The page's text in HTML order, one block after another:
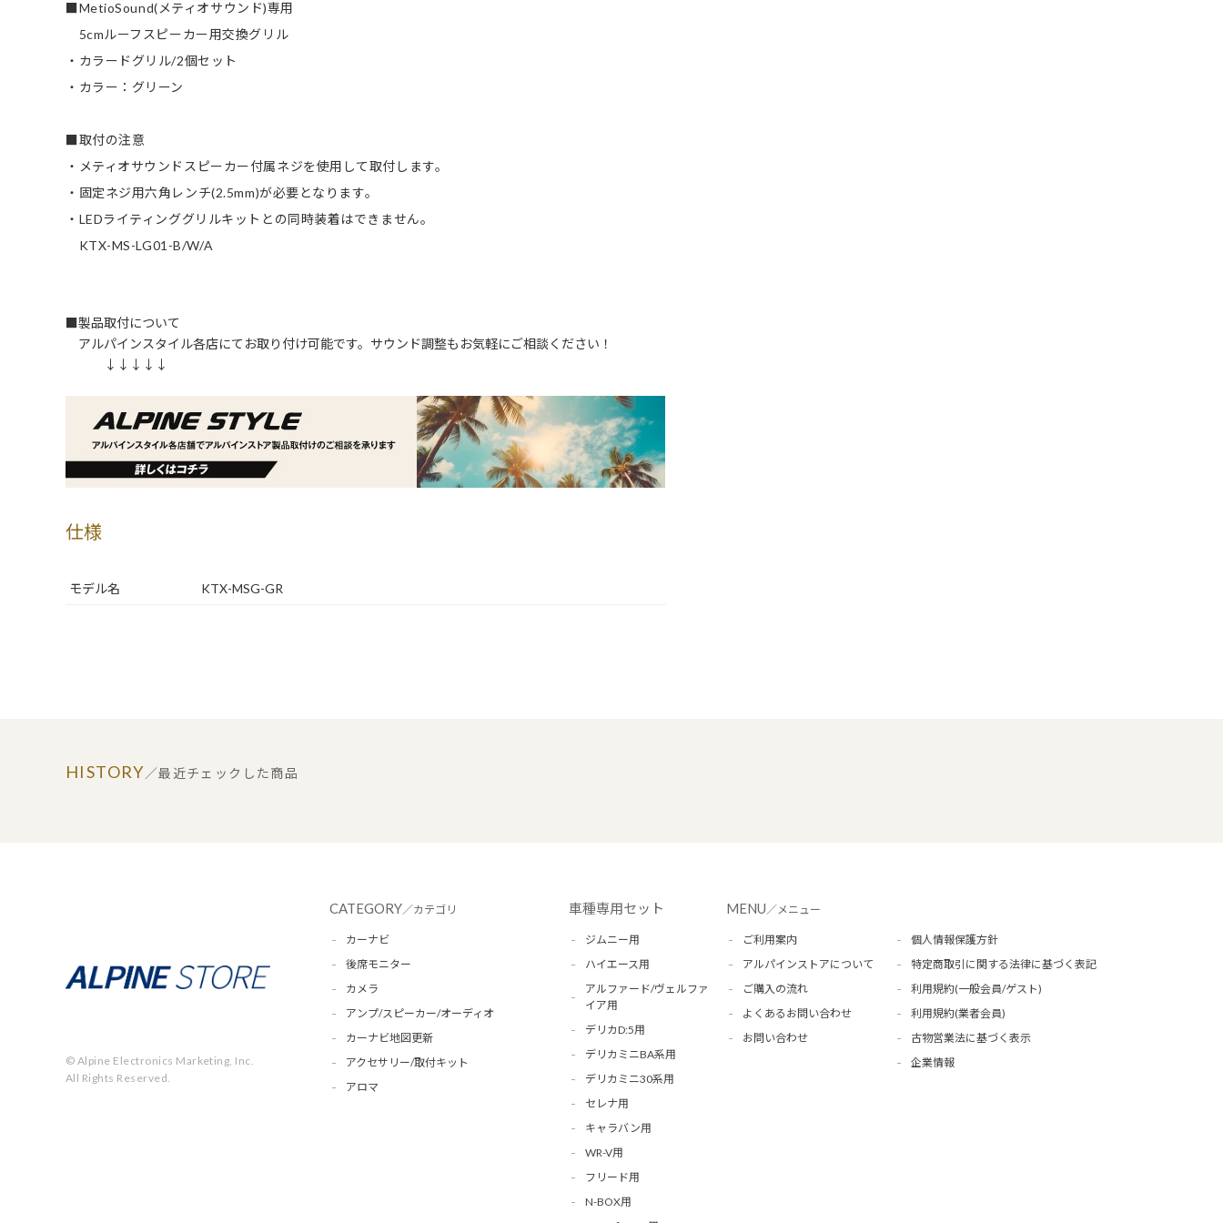
■MetioSound(メティオサウンド)専用
5cmルーフスピーカー用交換グリル
・カラードグリル/2個セット
・カラー：グリーン
■取付の注意
・メティオサウンドスピーカー付属ネジを使用して取付します。
・固定ネジ用六角レンチ(2.5mm)が必要となります。
・LEDライティンググリルキットとの同時装着はできません。
KTX-MS-LG01-B/W/A
■製品取付について
アルパインスタイル各店にてお取り付け可能です。サウンド調整もお気軽にご相談ください！
↓↓↓↓↓
仕様
モデル名 KTX-MSG-GR
HISTORY／最近チェックした商品
© Alpine Electronics Marketing, Inc.
All Rights Reserved.
CATEGORY／カテゴリ
カーナビ
後席モニター
カメラ
アンプ/スピーカー/オーディオ
カーナビ地図更新
アクセサリー/取付キット
アロマ
車種専用セット
ジムニー用
ハイエース用
アルファード/ヴェルファ
イア用
デリカD:5用
デリカミニBA系用
デリカミニ30系用
セレナ用
キャラバン用
WR-V用
フリード用
N-BOX用
MENU／メニュー
ご利用案内
アルパインストアについて
ご購入の流れ
よくあるお問い合わせ
お問い合わせ
個人情報保護方針
特定商取引に関する法律に基づく表記
利用規約(一般会員/ゲスト)
利用規約(業者会員)
古物営業法に基づく表示
企業情報